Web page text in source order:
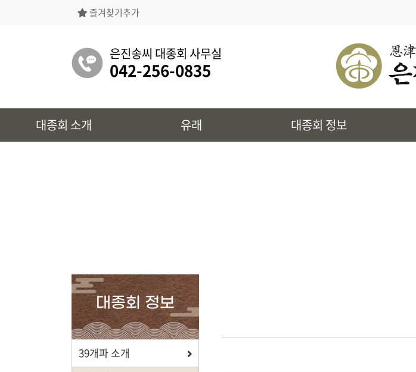
즐겨찾기추가
은진송씨 대종회 사무실
042-256-0835
대종회 소개 유래 대종회 정보
유래
시조 및 보관유리, 선대묘역을
· 송씨 근원
· 토정 집단공유허비
포상/장학
대종회 정보
39개파 소개